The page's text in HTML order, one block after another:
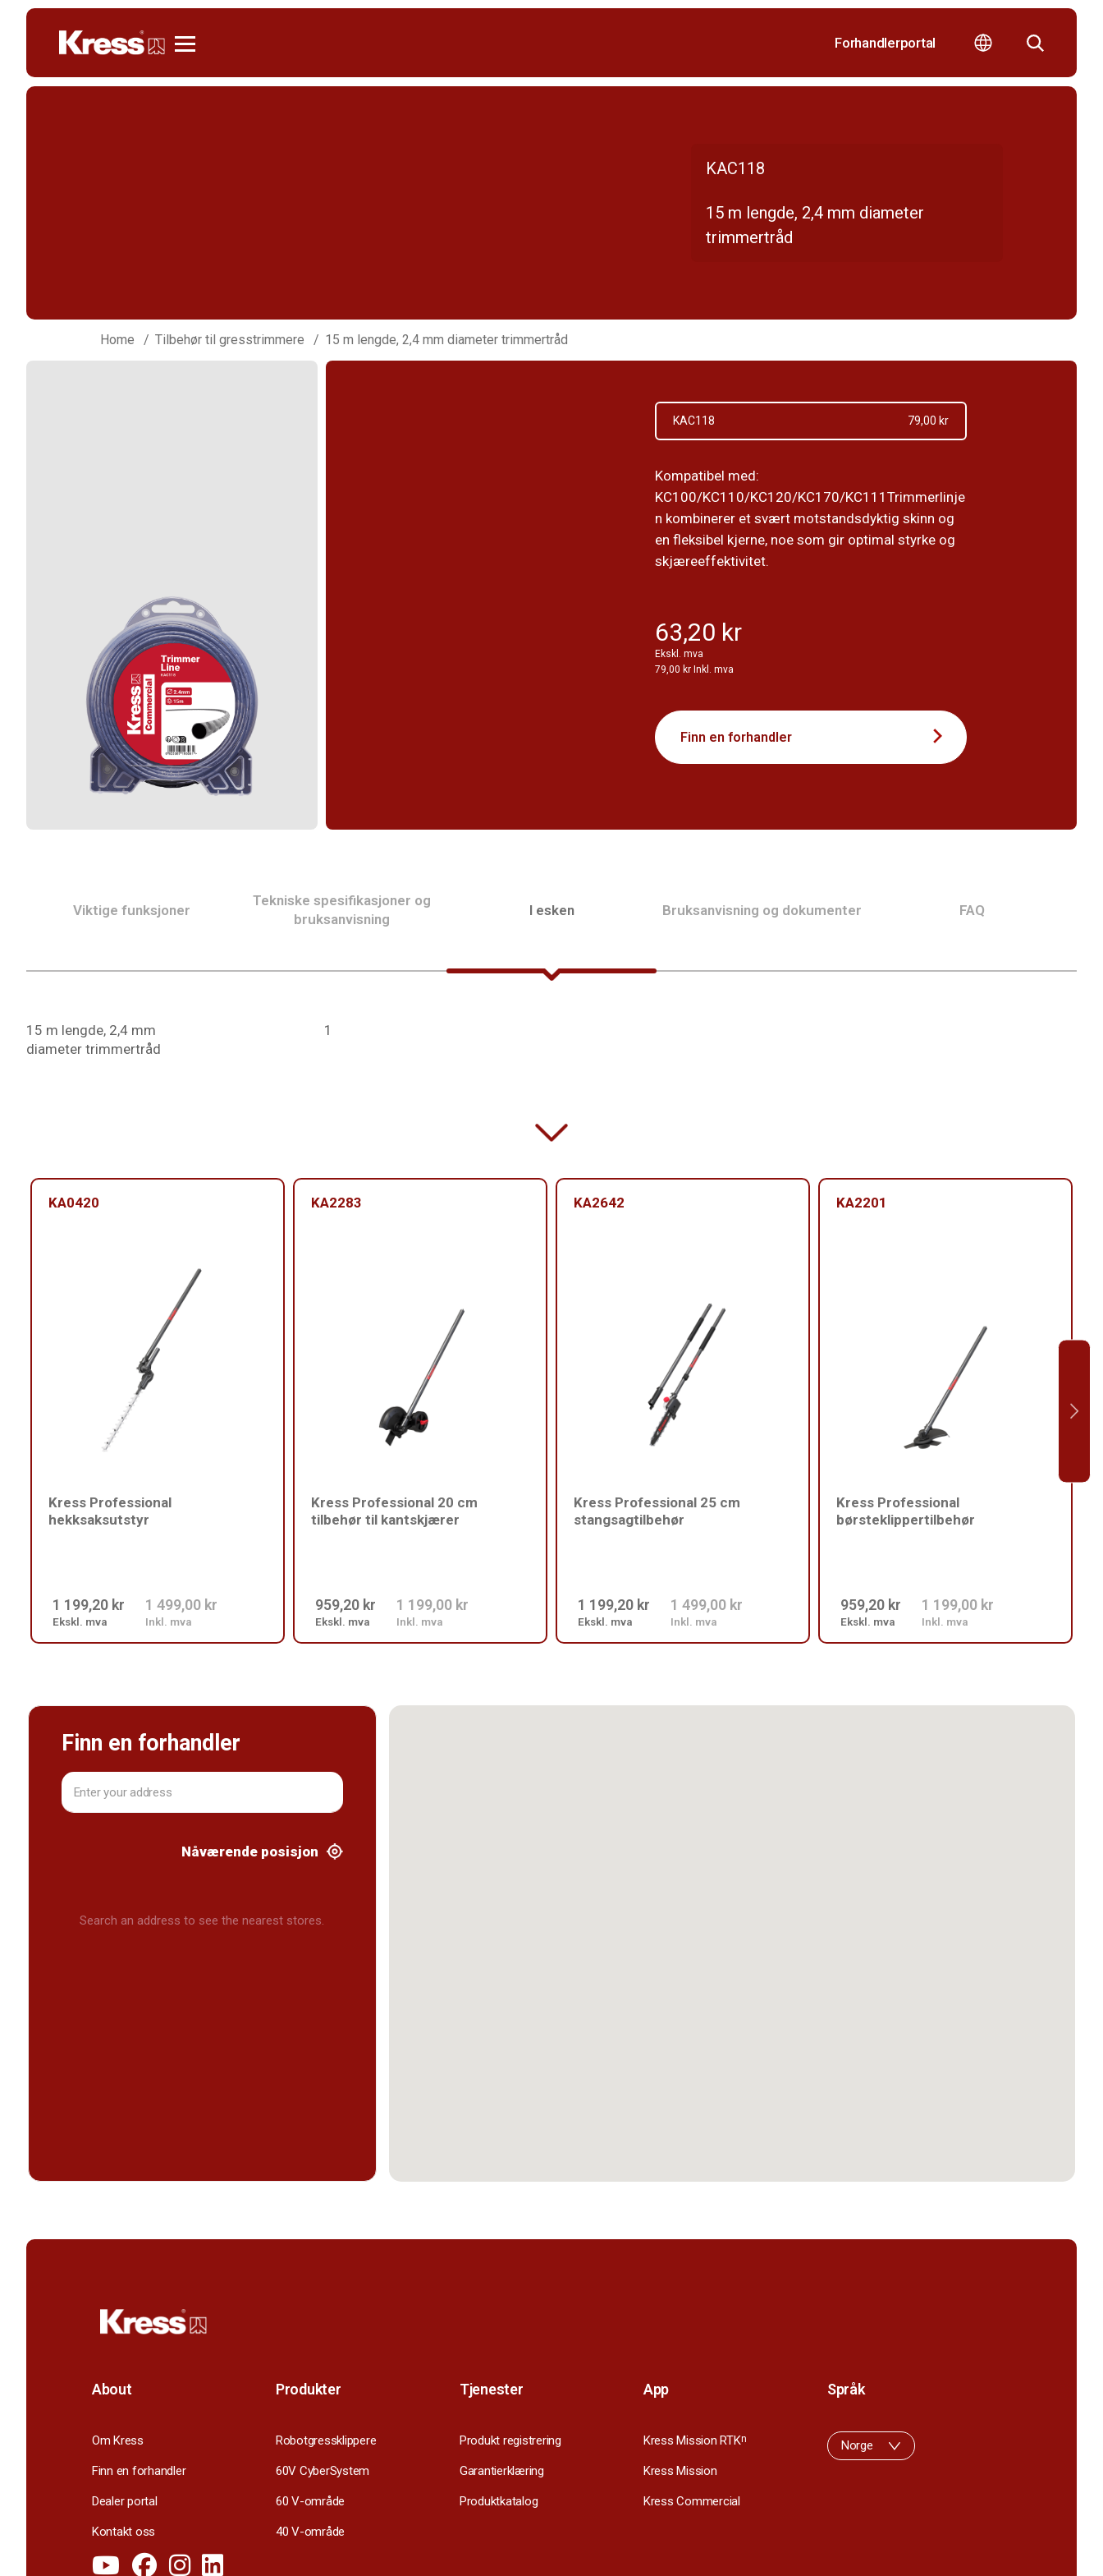
Forhandlerportal
KAC118
15 m lengde, 2,4 mm diameter
trimmertråd
Home Tilbehør til gresstrimmere 15 m lengde, 2,4 mm diameter trimmertråd
KAC118 79,00 kr
Kompatibel med:
KC100/KC110/KC120/KC170/KC111Trimmerlinje
n kombinerer et svært motstandsdyktig skinn og
en fleksibel kjerne, noe som gir optimal styrke og
skjæreeffektivitet.
63,20 kr
Ekskl. mva
79,00 kr Inkl. mva
Finn en forhandler
Viktige funksjoner
Tekniske spesifikasjoner og
bruksanvisning
I esken Bruksanvisning og dokumenter FAQ
15 m lengde, 2,4 mm
diameter trimmertråd
1
KA0420
Kress Professional
hekksaksutstyr
1 199,20 kr
Ekskl. mva
1 499,00 kr
Inkl. mva
KA2283
Kress Professional 20 cm
tilbehør til kantskjærer
959,20 kr
Ekskl. mva
1 199,00 kr
Inkl. mva
KA2642
Kress Professional 25 cm
stangsagtilbehør
1 199,20 kr
Ekskl. mva
1 499,00 kr
Inkl. mva
KA2201
Kress Professional
børsteklippertilbehør
959,20 kr
Ekskl. mva
1 199,00 kr
Inkl. mva
Finn en forhandler
Nåværende posisjon
Search an address to see the nearest stores.
About
Om Kress
Finn en forhandler
Dealer portal
Kontakt oss
Produkter
Robotgressklippere
60V CyberSystem
60 V-område
40 V-område
Tjenester
Produkt registrering
Garantierklæring
Produktkatalog
App
Kress Mission RTKn
Kress Mission
Kress Commercial
Språk
Norge